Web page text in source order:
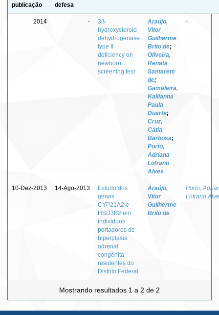
publicação
defesa
2014 -
3ß-
hydroxysteroid
dehydrogenase
type II
deficiency on
newborn
screening test
Araújo,
Vitor
Guilherme
Brito de;
Oliveira,
Renata
Santarem
de;
Gameleira,
Kallianna
Paula
Duarte;
Cruz,
Cátia
Barbosa;
Porto,
Adriana
Lofrano
Alves
-
10-Dez-2013 14-Ago-2013
Estudo dos
genes
CYP21A2 e
HSD3B2 em
indivíduos
portadores de
hiperplasia
adrenal
congênita
residentes do
Distrito Federal
Araújo,
Vitor
Guilherme
Brito de
Porto,
Lofrano
Mostrando resultados 1 a 2 de 2